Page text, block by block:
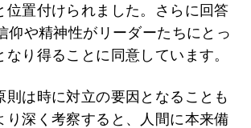
位置付けられました。さらに回答
仰や精神性がリーダーたちにとっ
り得ることに同意しています。
則は時に対立の要因となることも
り深く考察すると、人間に本来備